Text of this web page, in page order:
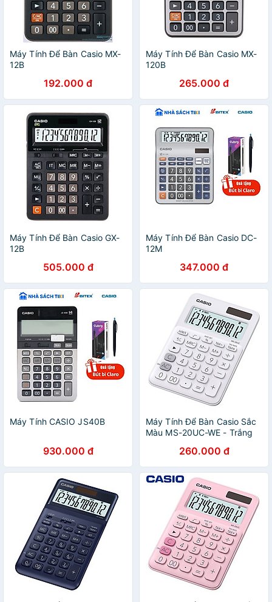
Máy Tính Để Bàn Casio MX-
12B
192.000 đ
Máy Tính Để Bàn Casio MX-
120B
265.000 đ
Máy Tính Để Bàn Casio GX-
12B
505.000 đ
Máy Tính Để Bàn Casio DC-
12M
347.000 đ
Máy Tính CASIO JS40B
930.000 đ
Máy Tính Để Bàn Casio Sắc
Màu MS-20UC-WE - Trắng
260.000 đ